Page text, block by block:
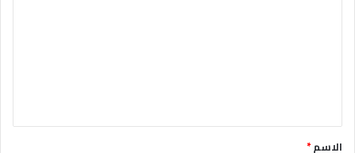
*الاسم*